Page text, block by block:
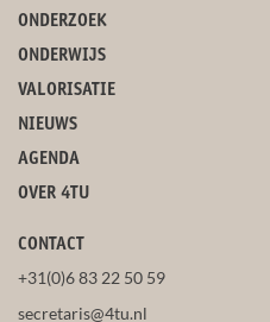
ONDERZOEK
ONDERWIJS
VALORISATIE
NIEUWS
AGENDA
OVER 4TU
CONTACT
+31(0)6 83 22 50 59
secretaris@4tu.nl